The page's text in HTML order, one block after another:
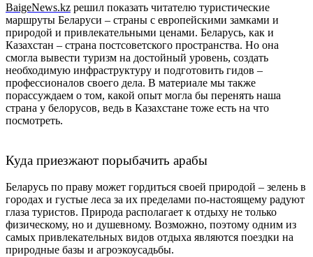
BaigeNews.kz решил показать читателю туристические
маршруты Беларуси – страны с европейскими замками и
природой и привлекательными ценами. Беларусь, как и
Казахстан – страна постсоветского пространства. Но она
смогла вывести туризм на достойный уровень, создать
необходимую инфраструктуру и подготовить гидов –
профессионалов своего дела. В материале мы также
порассуждаем о том, какой опыт могла бы перенять наша
страна у белорусов, ведь в Казахстане тоже есть на что
посмотреть.
Куда приезжают порыбачить арабы
Беларусь по праву может гордиться своей природой – зелень в
городах и густые леса за их пределами по-настоящему радуют
глаза туристов. Природа располагает к отдыху не только
физическому, но и душевному. Возможно, поэтому одним из
самых привлекательных видов отдыха являются поездки на
природные базы и агроэкоусадьбы.